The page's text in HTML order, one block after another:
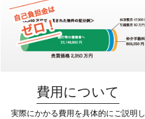
費用について
実際にかかる費用を具体的にご説明し